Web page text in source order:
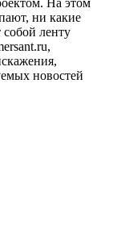
ни какие
собой ленту
новостей